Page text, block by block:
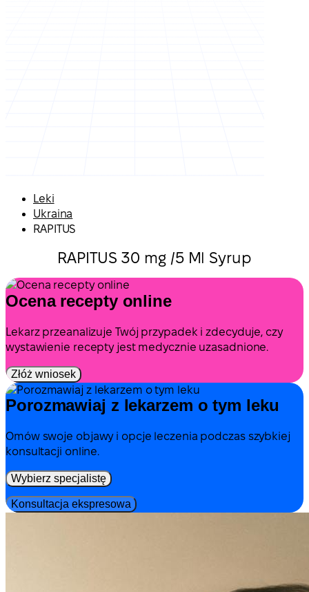
Leki
Ukraina
RAPITUS
RAPITUS 30 mg /5 Ml Syrup
Ocena recepty online
Lekarz przeanalizuje Twój przypadek i zdecyduje, czy
wystawienie recepty jest medycznie uzasadnione.
Złóż wniosek
Porozmawiaj z lekarzem o tym leku
Omów swoje objawy i opcje leczenia podczas szybkiej
konsultacji online.
Wybierz specjalistę
Konsultacja ekspresowa